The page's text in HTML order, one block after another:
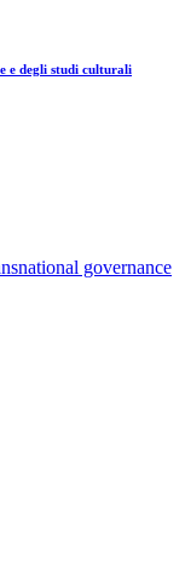
e degli studi culturali
governance